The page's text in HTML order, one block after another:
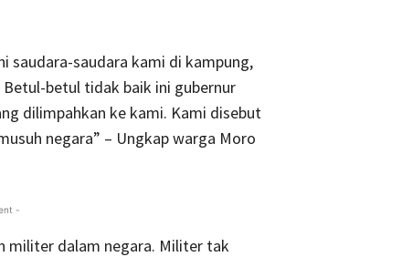
saudara-saudara kami di kampung,
betul tidak baik ini gubernur
dilimpahkan ke kami. Kami disebut
negara” – Ungkap warga Moro
-
militer dalam negara. Militer tak